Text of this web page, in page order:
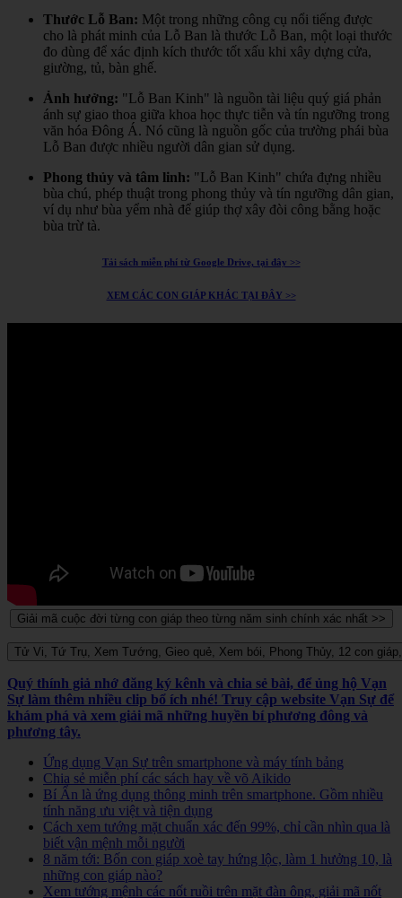
Thước Lỗ Ban: Một trong những công cụ nổi tiếng được
cho là phát minh của Lỗ Ban là thước Lỗ Ban, một loại thước
đo dùng để xác định kích thước tốt xấu khi xây dựng cửa,
giường, tủ, bàn ghế.
Ảnh hưởng: "Lỗ Ban Kinh" là nguồn tài liệu quý giá phản
ánh sự giao thoa giữa khoa học thực tiễn và tín ngưỡng trong
văn hóa Đông Á. Nó cũng là nguồn gốc của trường phái bùa
Lỗ Ban được nhiều người dân gian sử dụng.
Phong thủy và tâm linh: "Lỗ Ban Kinh" chứa đựng nhiều
bùa chú, phép thuật trong phong thủy và tín ngưỡng dân gian,
ví dụ như bùa yểm nhà để giúp thợ xây đòi công bằng hoặc
bùa trừ tà.
Tải sách miễn phí từ Google Drive, tại đây >>
XEM CÁC CON GIÁP KHÁC TẠI ĐÂY >>
Quý thính giả nhớ đăng ký kênh và chia sẻ bài, để ủng hộ Vạn
Sự làm thêm nhiều clip bổ ích nhé! Truy cập website Vạn Sự để
khám phá và xem giải mã những huyền bí phương đông và
phương tây.
Ứng dụng Vạn Sự trên smartphone và máy tính bảng
Chia sẻ miễn phí các sách hay về võ Aikido
Bí Ẩn là ứng dụng thông minh trên smartphone. Gồm nhiều
tính năng ưu việt và tiện dụng
Cách xem tướng mặt chuẩn xác đến 99%, chỉ cần nhìn qua là
biết vận mệnh mỗi người
8 năm tới: Bốn con giáp xoè tay hứng lộc, làm 1 hưởng 10, là
những con giáp nào?
Xem tướng mệnh các nốt ruồi trên mặt đàn ông, giải mã nốt